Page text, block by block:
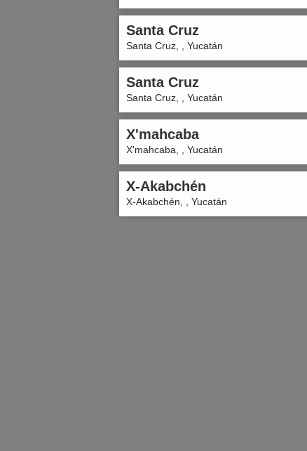
Santa Cruz
Santa Cruz, , Yucatán
Santa Cruz
Santa Cruz, , Yucatán
X'mahcaba
X'mahcaba, , Yucatán
X-Akabchén
X-Akabchén, , Yucatán